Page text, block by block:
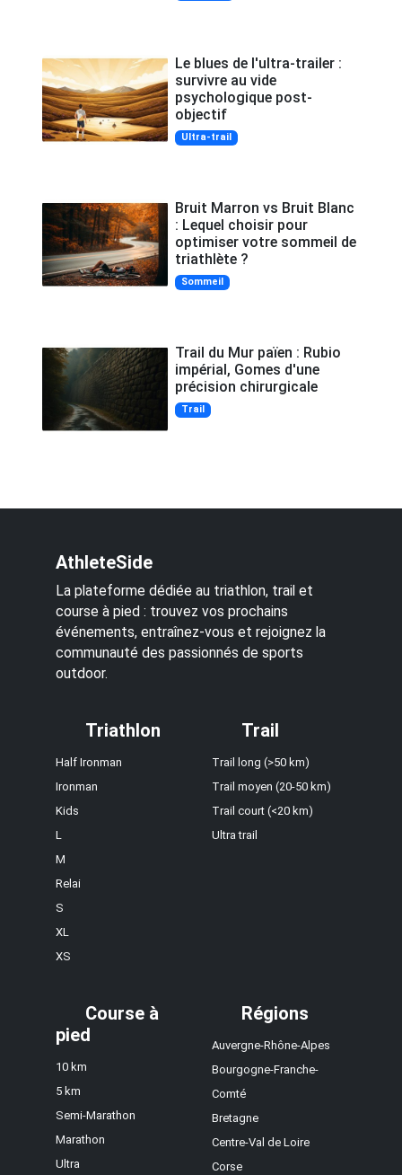
Le blues de l'ultra-trailer :
survivre au vide
psychologique post-
objectif
Ultra-trail
Bruit Marron vs Bruit Blanc
: Lequel choisir pour
optimiser votre sommeil de
triathlète ?
Sommeil
Trail du Mur païen : Rubio
impérial, Gomes d'une
précision chirurgicale
Trail
AthleteSide
La plateforme dédiée au triathlon, trail et
course à pied : trouvez vos prochains
événements, entraînez-vous et rejoignez la
communauté des passionnés de sports
outdoor.
Triathlon
Half Ironman
Ironman
Kids
L
M
Relai
S
XL
XS
Trail
Trail long (>50 km)
Trail moyen (20-50 km)
Trail court (<20 km)
Ultra trail
Course à
pied
10 km
5 km
Semi-Marathon
Marathon
Ultra
Régions
Auvergne-Rhône-Alpes
Bourgogne-Franche-
Comté
Bretagne
Centre-Val de Loire
Corse